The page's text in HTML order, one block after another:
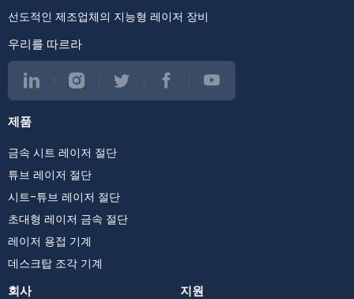
선도적인 제조업체의 지능형 레이저 장비
우리를 따르라
제품
금속 시트 레이저 절단
튜브 레이저 절단
시트-튜브 레이저 절단
초대형 레이저 금속 절단
레이저 용접 기계
데스크탑 조각 기계
회사 지원